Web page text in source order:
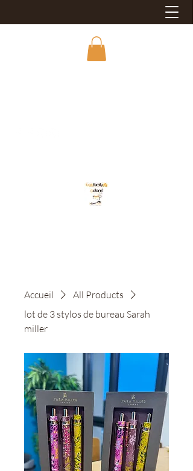
Accueil
All Products
lot de 3 stylos de bureau Sarah
miller